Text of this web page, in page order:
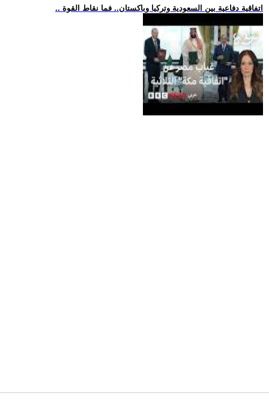
.. اتفاقية دفاعية بين السعودية وتركيا وباكستان.. فما نقاط القوة